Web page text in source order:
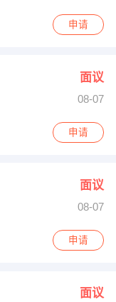
司 】 强势入驻
密市沁城乡
申请
面议
08-07
名车专修
申请
面议
08-07
申请
面议